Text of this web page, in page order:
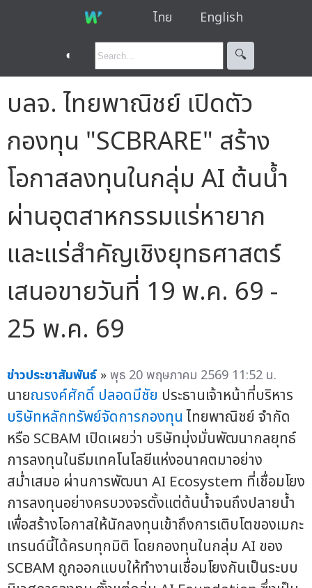
ไทย English
◐ 🔍︎
บลจ. ไทยพาณิชย์ เปิดตัว
กองทุน "SCBRARE" สร้าง
โอกาสลงทุนในกลุ่ม AI ต้นน้ำ
ผ่านอุตสาหกรรมแร่หายาก
และแร่สำคัญเชิงยุทธศาสตร์
เสนอขายวันที่ 19 พ.ค. 69 -
25 พ.ค. 69
ข่าวประชาสัมพันธ์ »พุธ 20 พฤษภาคม 2569 11:52 น.
นายณรงค์ศักดิ์ ปลอดมีชัย ประธานเจ้าหน้าที่บริหาร
บริษัทหลักทรัพย์จัดการกองทุนไทยพาณิชย์ จำกัด
หรือ SCBAM เปิดเผยว่า บริษัทมุ่งมั่นพัฒนากลยุทธ์
การลงทุนในธีมเทคโนโลยีแห่งอนาคตมาอย่าง
สม่ำเสมอ ผ่านการพัฒนา AI Ecosystem ที่เชื่อมโยง
การลงทุนอย่างครบวงจรตั้งแต่ต้นน้ำจนถึงปลายน้ำ
เพื่อสร้างโอกาสให้นักลงทุนเข้าถึงการเติบโตของเมกะ
เทรนด์นี้ได้ครบทุกมิติ โดยกองทุนในกลุ่ม AI ของ
SCBAM ถูกออกแบบให้ทำงานเชื่อมโยงกันเป็นระบบ